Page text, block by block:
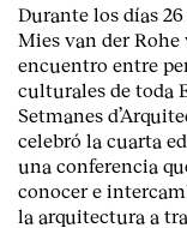
Durante los días 26
Mies van der
encuentro entre
culturales de toda
Setmanes
celebró la cuarta
una conferencia
conocer e
la arquitectura a